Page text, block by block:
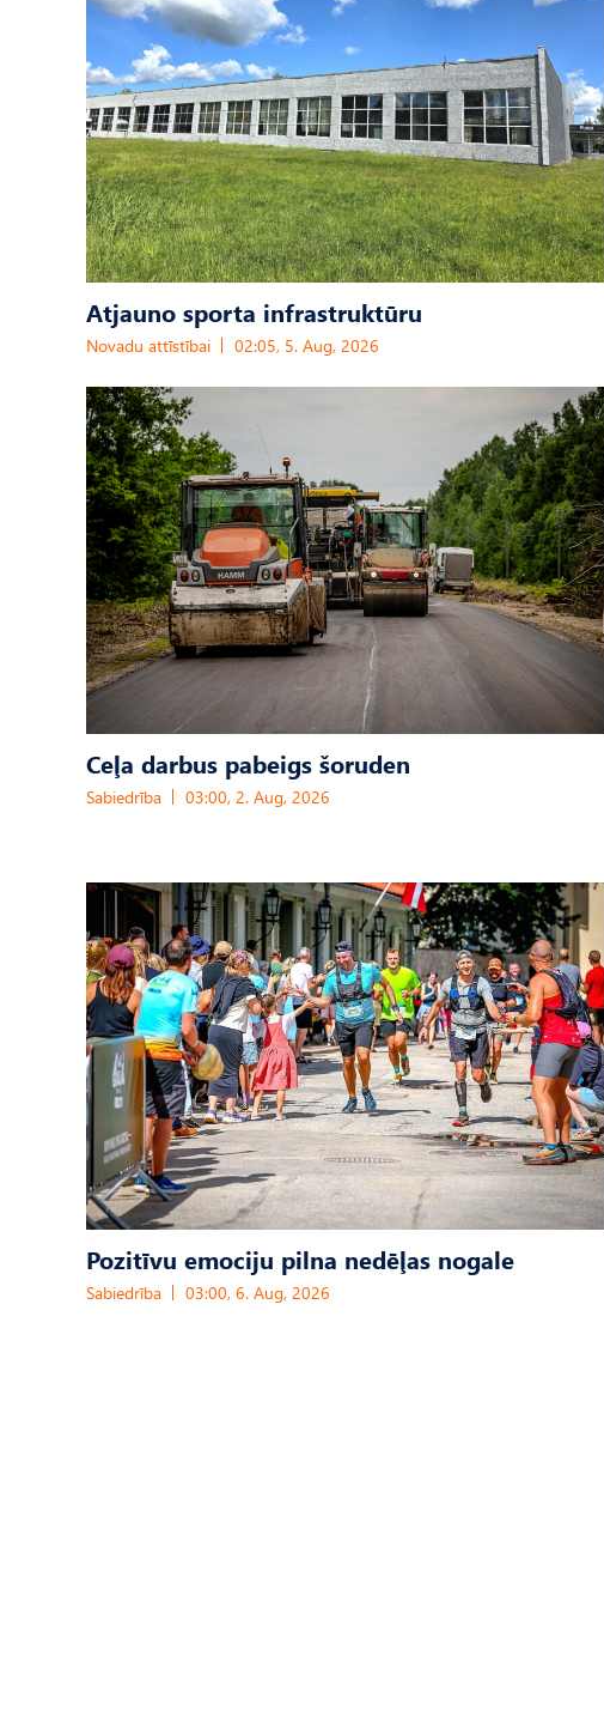
Atjauno sporta infrastruktūru
Novadu attīstībai 02:05, 5. Aug, 2026
Ceļa darbus pabeigs šoruden
Sabiedrība 03:00, 2. Aug, 2026
Pozitīvu emociju pilna nedēļas nogale
Sabiedrība 03:00, 6. Aug, 2026